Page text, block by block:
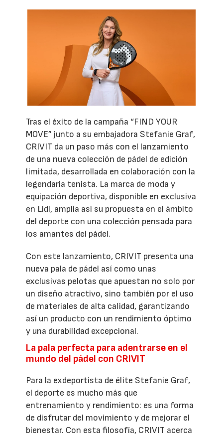
Tras el éxito de la campaña “FIND YOUR
MOVE” junto a su embajadora Stefanie Graf,
CRIVIT da un paso más con el lanzamiento
de una nueva colección de pádel de edición
limitada, desarrollada en colaboración con la
legendaria tenista. La marca de moda y
equipación deportiva, disponible en exclusiva
en Lidl, amplía así su propuesta en el ámbito
del deporte con una colección pensada para
los amantes del pádel.
Con este lanzamiento, CRIVIT presenta una
nueva pala de pádel así como unas
exclusivas pelotas que apuestan no solo por
un diseño atractivo, sino también por el uso
de materiales de alta calidad, garantizando
así un producto con un rendimiento óptimo
y una durabilidad excepcional.
La pala perfecta para adentrarse en el
mundo del pádel con CRIVIT
Para la exdeportista de élite Stefanie Graf,
el deporte es mucho más que
entrenamiento y rendimiento: es una forma
de disfrutar del movimiento y de mejorar el
bienestar. Con esta filosofía, CRIVIT acerca